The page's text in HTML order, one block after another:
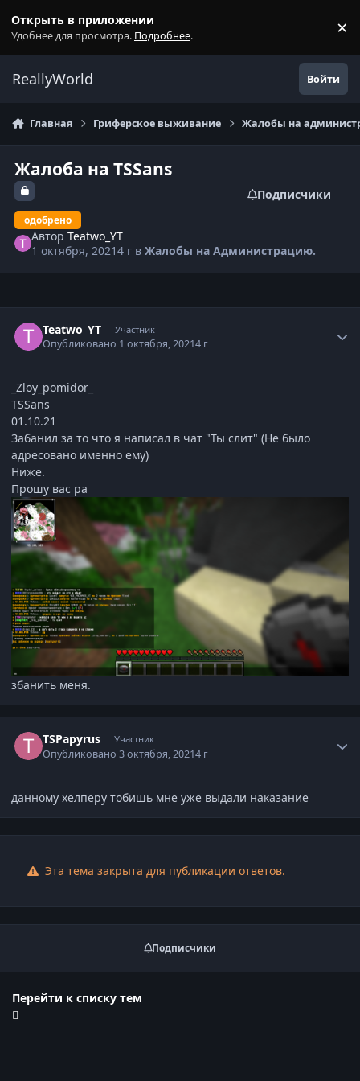
Открыть в приложении
Удобнее для просмотра. Подробнее. ×
ReallyWorld Войти
Главная Гриферское выживание Жалобы на
Жалоба на TSSans
одобрено
Подписчики
АвторTeatwo_YT
1 октября, 20214 г вЖалобы на Администрацию.
Teatwo_YT Участник
Опубликовано 1 октября, 20214 г
_Zloy_pomidor_
TSSans
01.10.21
Забанил за то что я написал в чат "Ты слит" (Не было
адресовано именно ему)
Ниже.
Прошу вас ра
збанить меня.
TSPapyrus Участник
Опубликовано3 октября, 20214 г
данному хелперу тобишь мне уже выдали наказание
Эта тема закрыта для публикации ответов.
Подписчики
Перейти к списку тем